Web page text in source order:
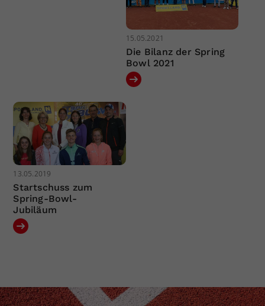
15.05.2021
Die Bilanz der Spring
Bowl 2021
13.05.2019
Startschuss zum
Spring-Bowl-
Jubiläum